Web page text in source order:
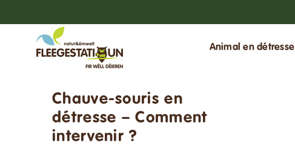
au
Animal en détresse
Chauve-souris en
détresse – Comment
intervenir ?